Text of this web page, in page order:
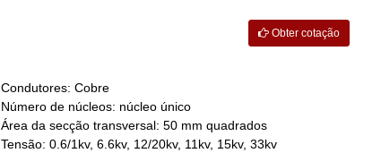
Obter cotação
Condutores: Cobre
Número de núcleos: núcleo único
Área da secção transversal: 50 mm quadrados
Tensão: 0.6/1kv, 6.6kv, 12/20kv, 11kv, 15kv, 33kv